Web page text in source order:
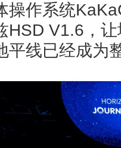
操作系统
HSD V1.6，
平线已经成为